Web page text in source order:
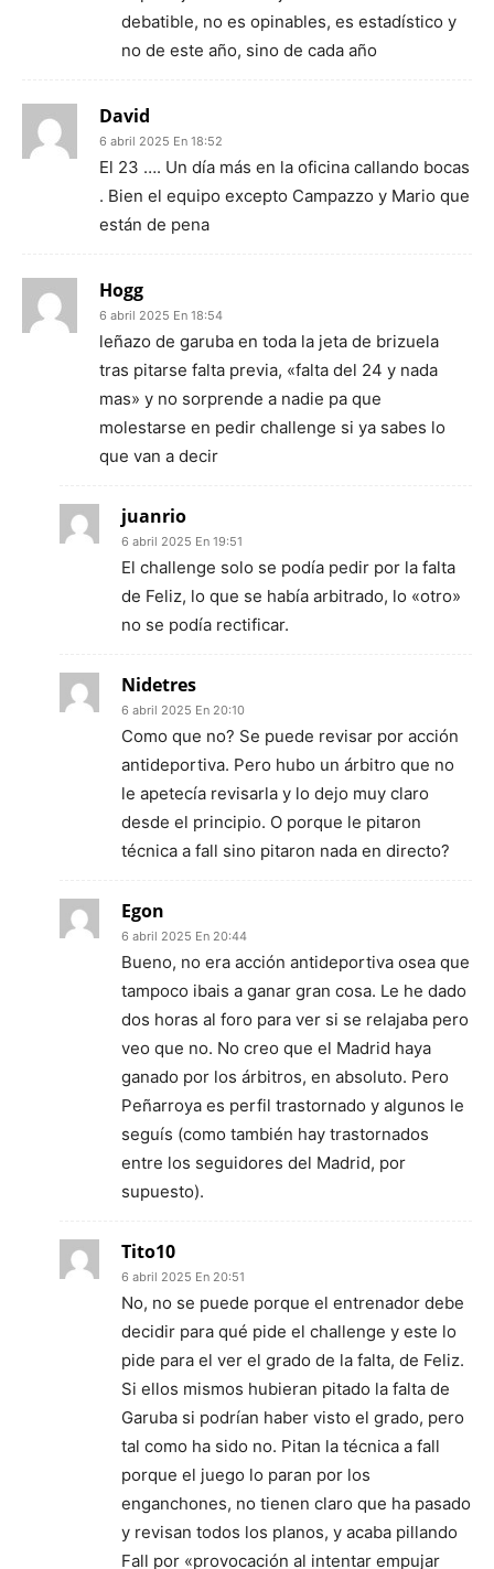
debatible, no es opinables, es estadístico y
no de este año, sino de cada año
David
6 abril 2025 En 18:52
El 23 …. Un día más en la oficina callando bocas
. Bien el equipo excepto Campazzo y Mario que
están de pena
Hogg
6 abril 2025 En 18:54
leñazo de garuba en toda la jeta de brizuela
tras pitarse falta previa, «falta del 24 y nada
mas» y no sorprende a nadie pa que
molestarse en pedir challenge si ya sabes lo
que van a decir
juanrio
6 abril 2025 En 19:51
El challenge solo se podía pedir por la falta
de Feliz, lo que se había arbitrado, lo «otro»
no se podía rectificar.
Nidetres
6 abril 2025 En 20:10
Como que no? Se puede revisar por acción
antideportiva. Pero hubo un árbitro que no
le apetecía revisarla y lo dejo muy claro
desde el principio. O porque le pitaron
técnica a fall sino pitaron nada en directo?
Egon
6 abril 2025 En 20:44
Bueno, no era acción antideportiva osea que
tampoco ibais a ganar gran cosa. Le he dado
dos horas al foro para ver si se relajaba pero
veo que no. No creo que el Madrid haya
ganado por los árbitros, en absoluto. Pero
Peñarroya es perfil trastornado y algunos le
seguís (como también hay trastornados
entre los seguidores del Madrid, por
supuesto).
Tito10
6 abril 2025 En 20:51
No, no se puede porque el entrenador debe
decidir para qué pide el challenge y este lo
pide para el ver el grado de la falta, de Feliz.
Si ellos mismos hubieran pitado la falta de
Garuba si podrían haber visto el grado, pero
tal como ha sido no. Pitan la técnica a fall
porque el juego lo paran por los
enganchones, no tienen claro que ha pasado
y revisan todos los planos, y acaba pillando
Fall por «provocación al intentar empujar